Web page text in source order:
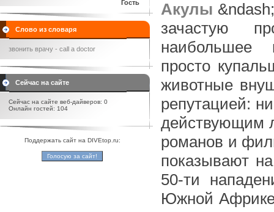
Гость
Слово из словаря
звонить врачу - call a doctor
Сейчас на сайте
Сейчас на сайте веб-дайверов: 0
Онлайн гостей: 104
Поддержать сайт на DIVEtop.ru:
Акулы
зачастую
наибольшее
просто
животные
репутацией:
действующим
романов и
показывают
50-ти
Южной